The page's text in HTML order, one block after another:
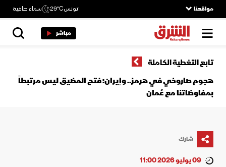
مواقعنا تونس29°C سماء صافية
مباشر
تابع التغطية الكاملة
هجوم صاروخي في هرمز.. وإيران: فتح المضيق ليس مرتبطاً
بمفاوضاتنا مع عُمان
شارك
09 يوليو 2026 11:00